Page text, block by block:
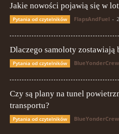
Jakie nowości pojawią się w
Pytania od czytelników FlapsAndFuel -
Dlaczego samoloty zostawiają
Pytania od czytelników BlueYonderCrew
Czy są plany na tunel
transportu?
Pytania od czytelników BlueYonderCrew